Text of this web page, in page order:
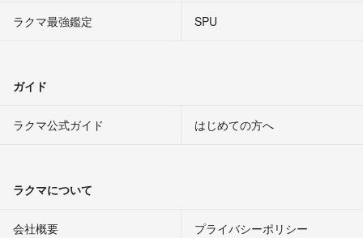
ラクマ最強鑑定
SPU
ガイド
ラクマ公式ガイド はじめての方へ
ラクマについて
会社概要 プライバシーポリシー